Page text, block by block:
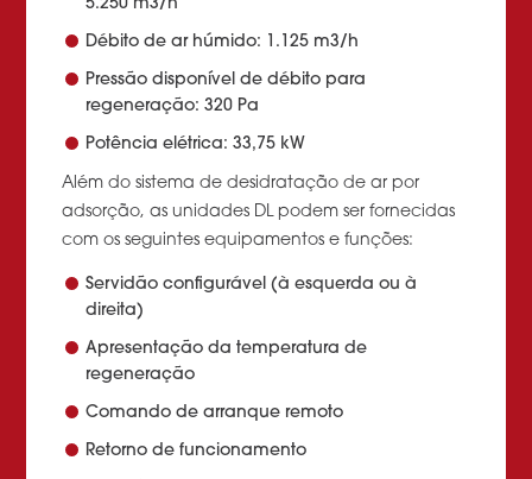
5.250 m3/h
Débito de ar húmido: 1.125 m3/h
Pressão disponível de débito para
regeneração: 320 Pa
Potência elétrica: 33,75 kW
Além do sistema de desidratação de ar por
adsorção, as unidades DL podem ser fornecidas
com os seguintes equipamentos e funções:
Servidão configurável (à esquerda ou à
direita)
Apresentação da temperatura de
regeneração
Comando de arranque remoto
Retorno de funcionamento